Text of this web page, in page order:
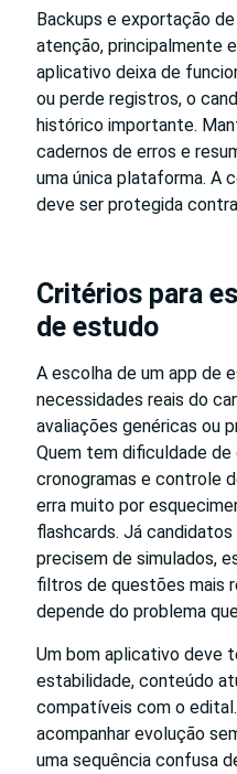
Backups e exportação
atenção, principalmente
aplicativo deixa de
ou perde registros, o
histórico importante.
cadernos de erros e
uma única plataforma. A
deve ser protegida
Critérios para
de estudo
A escolha de um app de
necessidades reais do
avaliações genéricas ou
Quem tem dificuldade de
cronogramas e controle
erra muito por
flashcards. Já
precisem de simulados,
filtros de questões mais
depende do problema
Um bom aplicativo deve
estabilidade, conteúdo
compatíveis com o
acompanhar evolução
uma sequência confusa